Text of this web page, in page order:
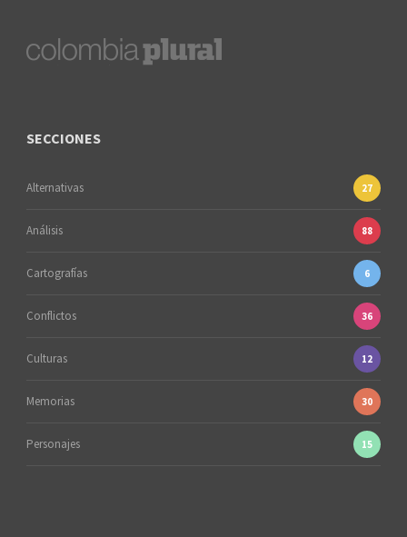
SECCIONES
Alternativas 27
Análisis 88
Cartografías 6
Conflictos 36
Culturas 12
Memorias 30
Personajes 15